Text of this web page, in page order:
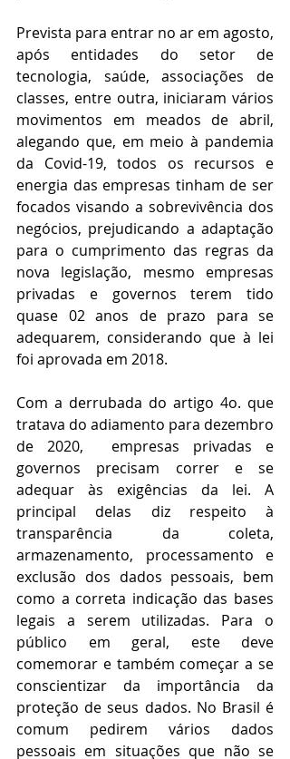
Prevista para entrar no ar em agosto,
após entidades do setor de
tecnologia, saúde, associações de
classes, entre outra, iniciaram vários
movimentos em meados de abril,
alegando que, em meio à pandemia
da Covid-19, todos os recursos e
energia das empresas tinham de ser
focados visando a sobrevivência dos
negócios, prejudicando a adaptação
para o cumprimento das regras da
nova legislação, mesmo empresas
privadas e governos terem tido
quase 02 anos de prazo para se
adequarem, considerando que à lei
foi aprovada em 2018.
Com a derrubada do artigo 4o. que
tratava do adiamento para dezembro
de 2020,  empresas privadas e
governos precisam correr e se
adequar às exigências da lei. A
principal delas diz respeito à
transparência da coleta,
armazenamento, processamento e
exclusão dos dados pessoais, bem
como a correta indicação das bases
legais a serem utilizadas. Para o
público em geral, este deve
comemorar e também começar a se
conscientizar da importância da
proteção de seus dados. No Brasil é
comum pedirem vários dados
pessoais em situações que não se